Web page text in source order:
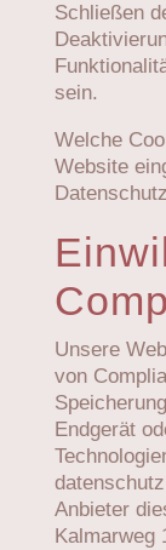
Schließen
sein.
Welche
Website
Unsere
von
Endgerät
Anbieter
Kalmarweg